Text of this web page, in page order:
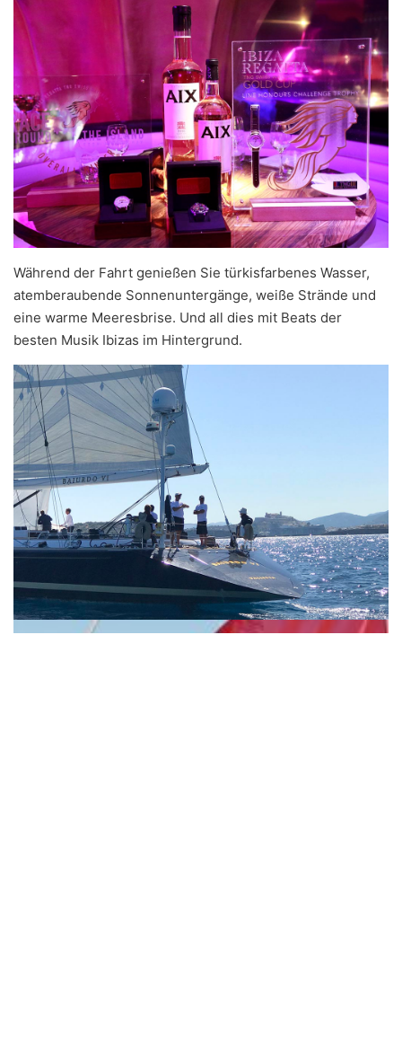
Während der Fahrt genießen Sie türkisfarbenes Wasser,
atemberaubende Sonnenuntergänge, weiße Strände und
eine warme Meeresbrise. Und all dies mit Beats der
besten Musik Ibizas im Hintergrund.